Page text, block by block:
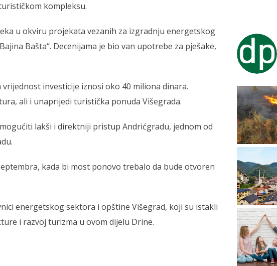
kompleksu.
u okviru projekata vezanih za izgradnju energetskog
Bašta“. Decenijama je bio van upotrebe za pješake,
investicije iznosi oko 40 miliona dinara.
ali i unaprijedi turistička ponuda Višegrada.
lakši i direktniji pristup Andrićgradu, jednom od
kada bi most ponovo trebalo da bude otvoren
energetskog sektora i opštine Višegrad, koji su istakli
i razvoj turizma u ovom dijelu Drine.